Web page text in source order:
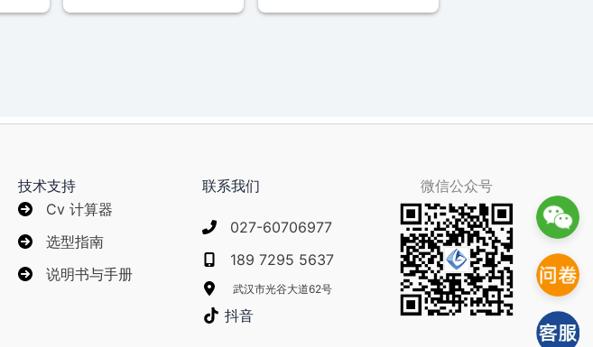
技术支持
Cv 计算器
选型指南
说明书与手册
联系我们
027-60706977
189 7295 5637
武汉市光谷大道62号
抖音
微信公众号